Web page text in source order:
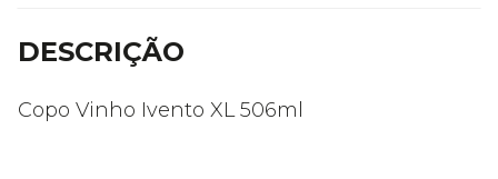
DESCRIÇÃO
Copo Vinho Ivento XL 506ml